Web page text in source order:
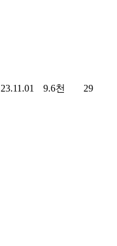
23.11.01 9.6천 29